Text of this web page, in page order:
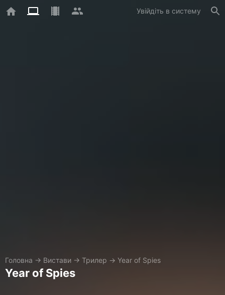
Увійдіть в систему
Головна → Вистави → Трилер → Year of Spies
Year of Spies